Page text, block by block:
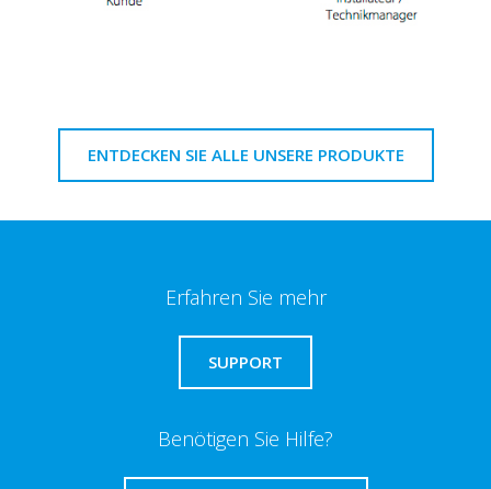
ENTDECKEN SIE ALLE UNSERE PRODUKTE
Erfahren Sie mehr
SUPPORT
Benötigen Sie Hilfe?